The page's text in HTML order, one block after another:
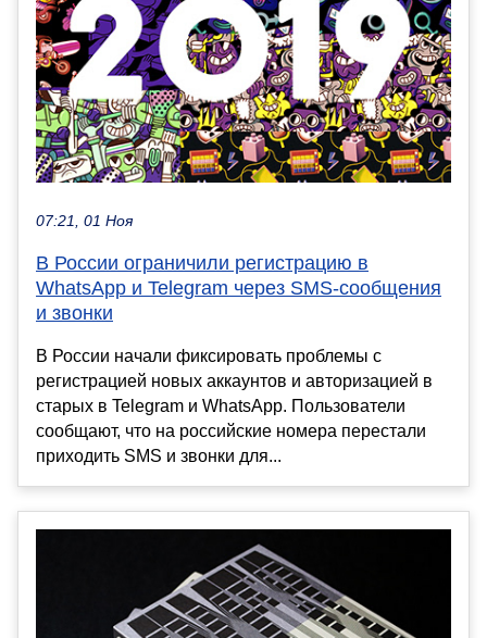
07:21, 01 Ноя
В России ограничили регистрацию в
WhatsApp и Telegram через SMS-сообщения
и звонки
В России начали фиксировать проблемы с
регистрацией новых аккаунтов и авторизацией в
старых в Telegram и WhatsApp. Пользователи
сообщают, что на российские номера перестали
приходить SMS и звонки для...